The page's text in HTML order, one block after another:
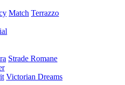
Match Terrazzo
Strade Romane
Victorian Dreams